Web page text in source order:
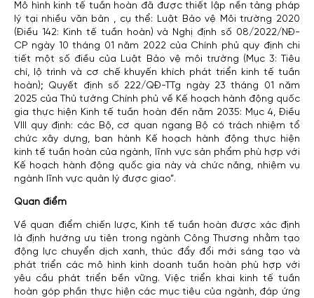
Mô hình kinh tế tuần hoàn đã được thiết lập nền tảng pháp
lý tại nhiều văn bản , cụ thể: Luật Bảo vệ Môi trường 2020
(Điều 142: Kinh tế tuần hoàn) và Nghị định số 08/2022/NĐ-
CP ngày 10 tháng 01 năm 2022 của Chính phủ quy định chi
tiết một số điều của Luật Bảo vệ môi trường (Mục 3: Tiêu
chí, lộ trình và cơ chế khuyến khích phát triển kinh tế tuần
hoàn); Quyết định số 222/QĐ-TTg ngày 23 tháng 01 năm
2025 của Thủ tướng Chính phủ về Kế hoạch hành động quốc
gia thực hiện Kinh tế tuần hoàn đến năm 2035: Mục 4, Điều
VIII quy định: các Bộ, cơ quan ngang Bộ có trách nhiệm tổ
chức xây dựng, ban hành Kế hoạch hành động thực hiện
kinh tế tuần hoàn của ngành, lĩnh vực sản phẩm phù hợp với
Kế hoạch hành động quốc gia này và chức năng, nhiệm vụ
ngành lĩnh vực quản lý được giao”.
Quan điểm
Về quan điểm chiến lược, Kinh tế tuần hoàn được xác định
là định hướng ưu tiên trong ngành Công Thương nhằm tạo
động lực chuyển dịch xanh, thúc đẩy đổi mới sáng tạo và
phát triển các mô hình kinh doanh tuần hoàn phù hợp với
yêu cầu phát triển bền vững. Việc triển khai kinh tế tuần
hoàn góp phần thực hiện các mục tiêu của ngành, đáp ứng